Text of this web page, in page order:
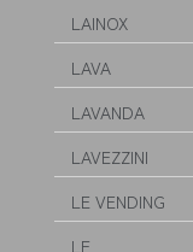
LAINOX
LAVA
LAVANDA
LAVEZZINI
LE VENDING
LF